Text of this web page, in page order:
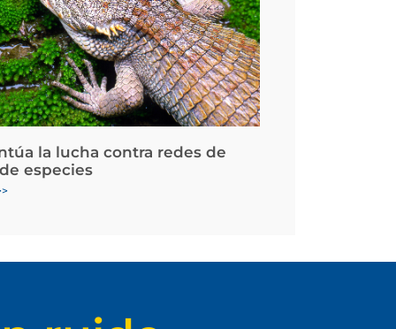
la lucha contra redes de
especies